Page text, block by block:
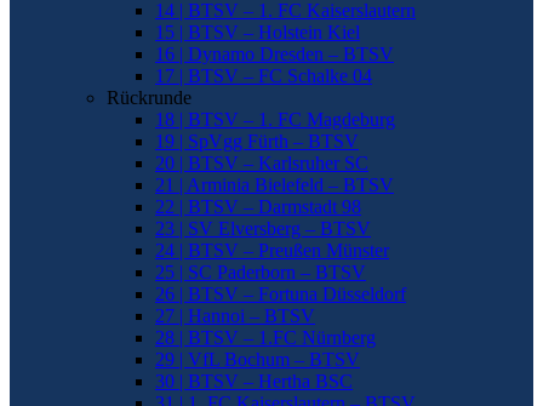
14 | BTSV – 1. FC Kaiserslautern
15 | BTSV – Holstein Kiel
16 | Dynamo Dresden – BTSV
17 | BTSV – FC Schalke 04
Rückrunde
18 | BTSV – 1. FC Magdeburg
19 | SpVgg Fürth – BTSV
20 | BTSV – Karlsruher SC
21 | Arminia Bielefeld – BTSV
22 | BTSV – Darmstadt 98
23 | SV Elversberg – BTSV
24 | BTSV – Preußen Münster
25 | SC Paderborn – BTSV
26 | BTSV – Fortuna Düsseldorf
27 | Hannoi – BTSV
28 | BTSV – 1.FC Nürnberg
29 | VfL Bochum – BTSV
30 | BTSV – Hertha BSC